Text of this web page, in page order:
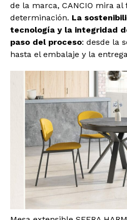
de la marca, CANCIO mira
determinación. La
tecnología y la integridad
paso del proceso: desde la
hasta el embalaje y la